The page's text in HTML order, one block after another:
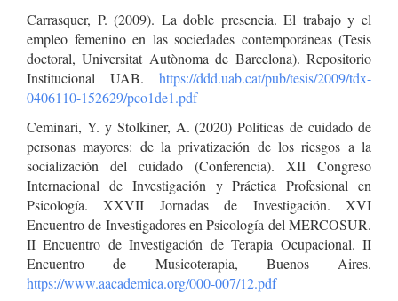
Carrasquer, P. (2009). La doble presencia. El trabajo y el
empleo femenino en las sociedades contemporáneas (Tesis
doctoral, Universitat Autònoma de Barcelona). Repositorio
Institucional UAB. https://ddd.uab.cat/pub/tesis/2009/tdx-
0406110-152629/pco1de1.pdf
Ceminari, Y. y Stolkiner, A. (2020) Políticas de cuidado de
personas mayores: de la privatización de los riesgos a la
socialización del cuidado (Conferencia). XII Congreso
Internacional de Investigación y Práctica Profesional en
Psicología. XXVII Jornadas de Investigación. XVI
Encuentro de Investigadores en Psicología del MERCOSUR.
II Encuentro de Investigación de Terapia Ocupacional. II
Encuentro de Musicoterapia, Buenos Aires.
https://www.aacademica.org/000-007/12.pdf